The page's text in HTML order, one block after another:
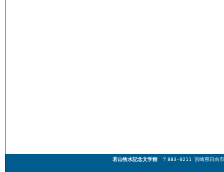
若山牧水記念文学館 〒883-0211 宮崎県日向